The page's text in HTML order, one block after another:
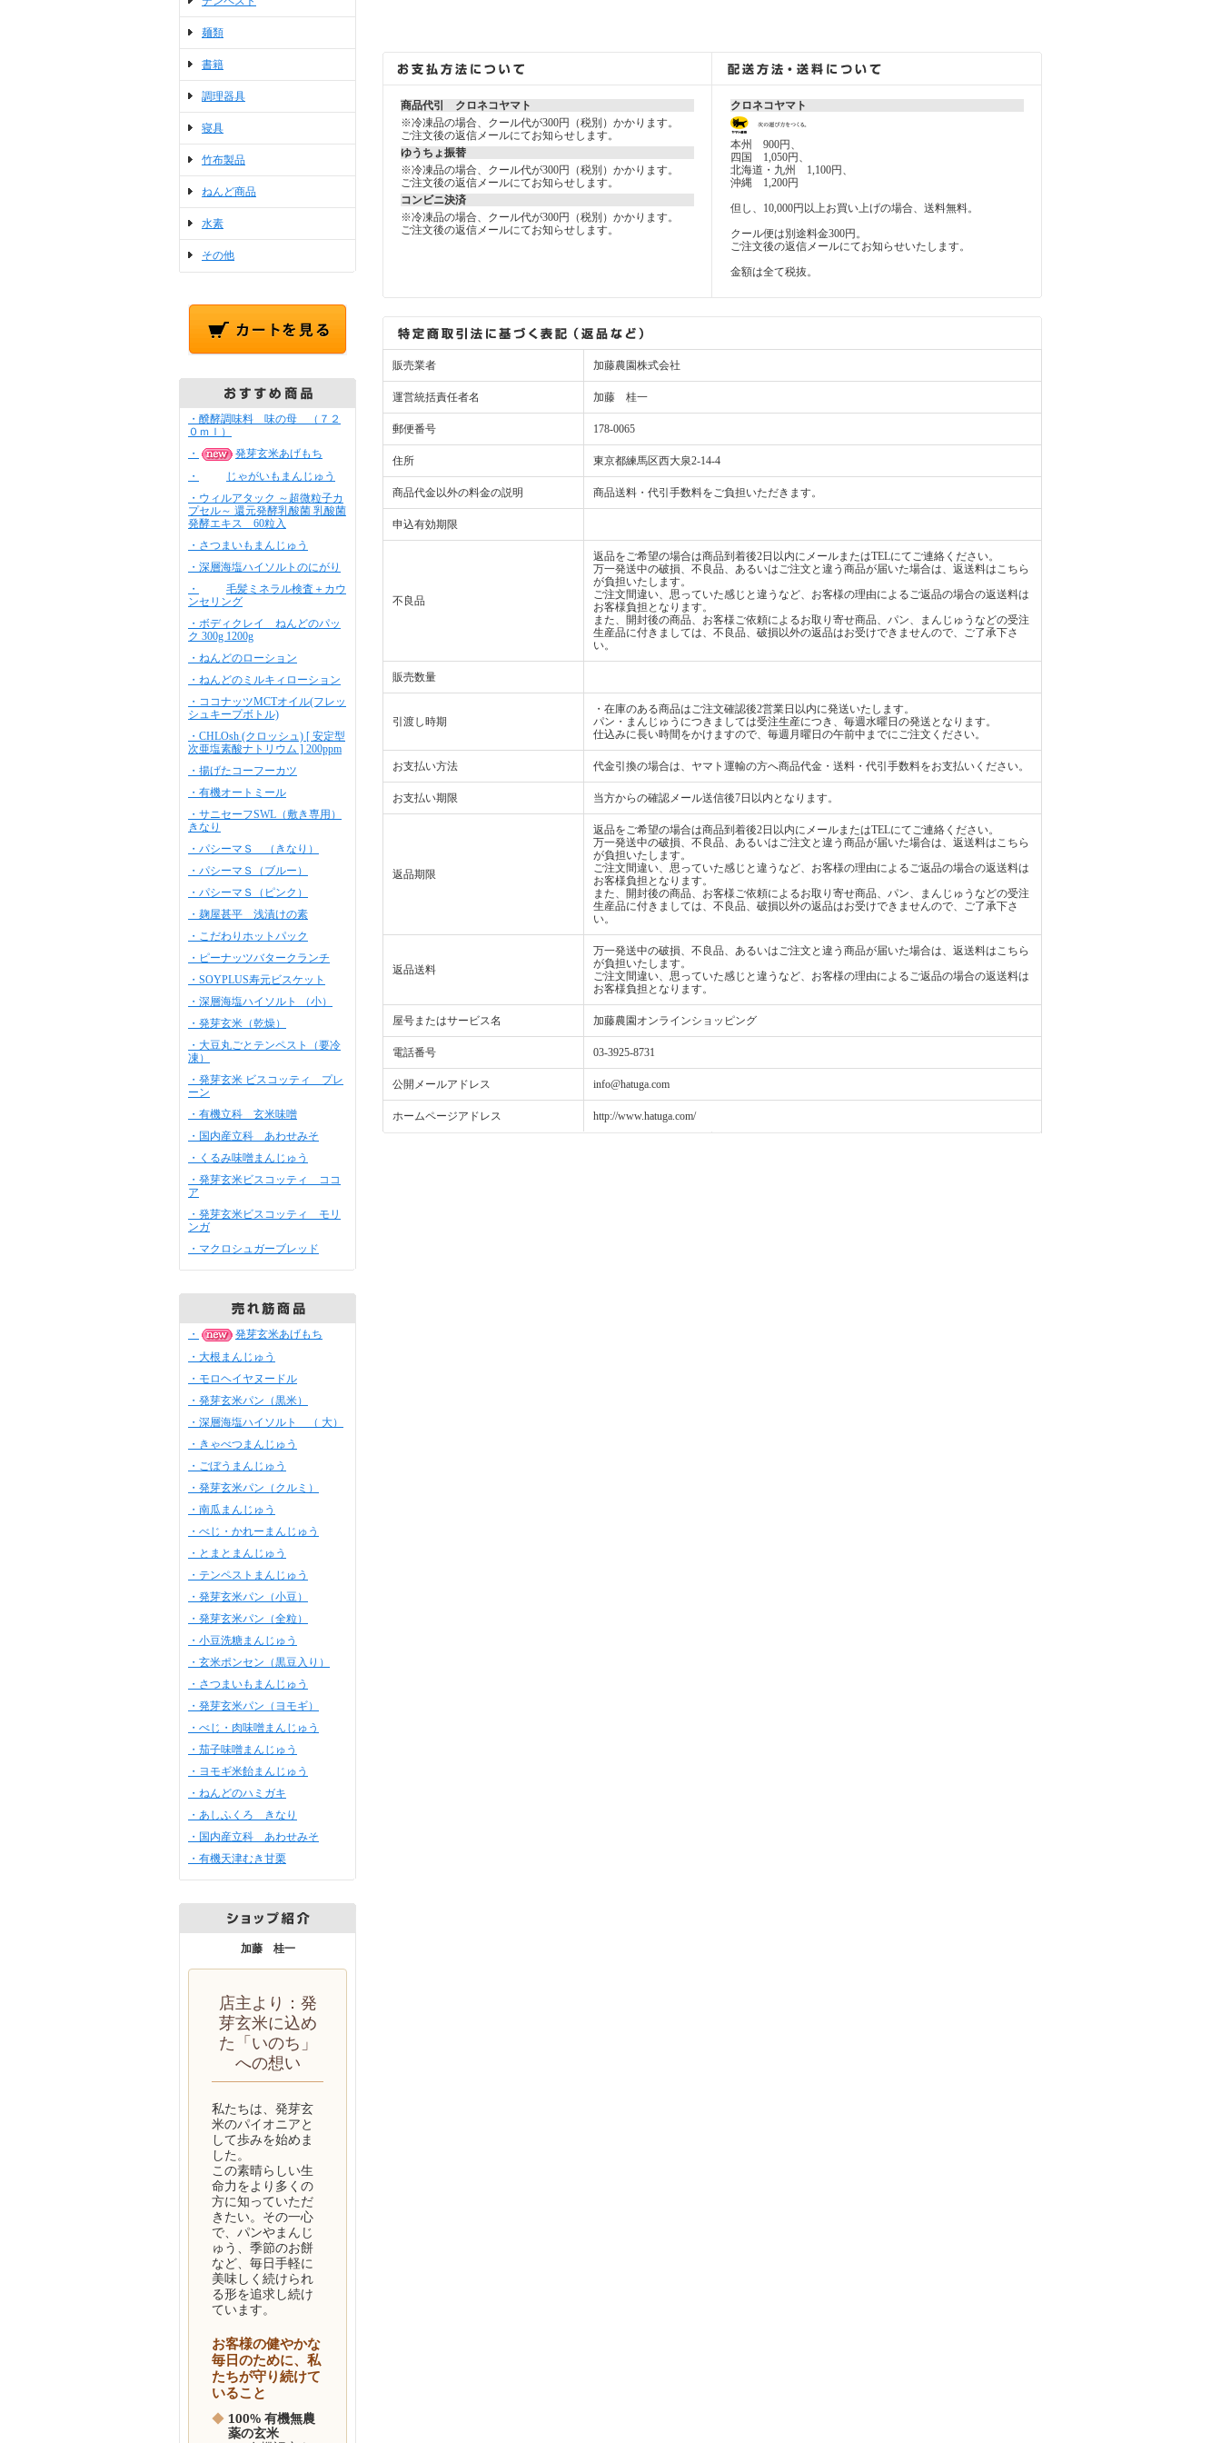
麺類
書籍
調理器具
寝具
竹布製品
ねんど商品
水素
その他
・醗酵調味料 味の母 （７２
０ｍｌ）
・
発芽玄米あげもち
・
じゃがいもまんじゅう
・ウィルアタック ～超微粒子カ
プセル～ 還元発酵乳酸菌 乳酸菌
発酵エキス 60粒入
・さつまいもまんじゅう
・深層海塩ハイソルトのにがり
・
毛髪ミネラル検査＋カウ
ンセリング
・ボディクレイ ねんどのパッ
ク 300g 1200g
・ねんどのローション
・ねんどのミルキィローション
・ココナッツMCTオイル(フレッ
シュキープボトル)
・CHLOsh (クロッシュ) [ 安定型
次亜塩素酸ナトリウム ] 200ppm
・揚げたコーフーカツ
・有機オートミール
・サニセーフSWL（敷き専用）
きなり
・パシーマＳ （きなり）
・パシーマＳ（ブルー）
・パシーマＳ（ピンク）
・麹屋甚平 浅漬けの素
・こだわりホットパック
・ピーナッツバタークランチ
・SOYPLUS寿元ビスケット
・深層海塩ハイソルト （小）
・発芽玄米（乾燥）
・大豆丸ごとテンペスト（要冷
凍）
・発芽玄米 ビスコッティ プレ
ーン
・有機立科 玄米味噌
・国内産立科 あわせみそ
・くるみ味噌まんじゅう
・発芽玄米ビスコッティ ココ
ア
・発芽玄米ビスコッティ モリ
ンガ
・マクロシュガーブレッド
・
発芽玄米あげもち
・大根まんじゅう
・モロヘイヤヌードル
・発芽玄米パン（黒米）
・深層海塩ハイソルト （ 大）
・きゃべつまんじゅう
・ごぼうまんじゅう
・発芽玄米パン（クルミ）
・南瓜まんじゅう
・べじ・かれーまんじゅう
・とまとまんじゅう
・テンペストまんじゅう
・発芽玄米パン（小豆）
・発芽玄米パン（全粒）
・小豆洗糖まんじゅう
・玄米ポンセン（黒豆入り）
・さつまいもまんじゅう
・発芽玄米パン（ヨモギ）
・べじ・肉味噌まんじゅう
・茄子味噌まんじゅう
・ヨモギ米飴まんじゅう
・ねんどのハミガキ
・あしふくろ きなり
・国内産立科 あわせみそ
・有機天津むき甘栗
加藤 桂一
店主より：発
芽玄米に込め
た「いのち」
への想い
私たちは、発芽玄
米のパイオニアと
して歩みを始めま
した。
この素晴らしい生
命力をより多くの
方に知っていただ
きたい。その一心
で、パンやまんじ
ゅう、季節のお餅
など、毎日手軽に
美味しく続けられ
る形を追求し続け
ています。
お客様の健やかな
毎日のために、私
たちが守り続けて
いること
◆ 100% 有機無農
薬の玄米
商品代引 クロネコヤマト
※冷凍品の場合、クール代が300円（税別）かかります。
ご注文後の返信メールにてお知らせします。
ゆうちょ振替
※冷凍品の場合、クール代が300円（税別）かかります。
ご注文後の返信メールにてお知らせします。
コンビニ決済
※冷凍品の場合、クール代が300円（税別）かかります。
ご注文後の返信メールにてお知らせします。
クロネコヤマト
本州 900円、
四国 1,050円、
北海道・九州 1,100円、
沖縄 1,200円
但し、10,000円以上お買い上げの場合、送料無料。
クール便は別途料金300円。
ご注文後の返信メールにてお知らせいたします。
金額は全て税抜。
販売業者 加藤農園株式会社
運営統括責任者名 加藤 桂一
郵便番号 178-0065
住所 東京都練馬区西大泉2‐14‐4
商品代金以外の料金の説明 商品送料・代引手数料をご負担いただきます。
申込有効期限
不良品
返品をご希望の場合は商品到着後2日以内にメールまたはTELにてご連絡ください。
万一発送中の破損、不良品、あるいはご注文と違う商品が届いた場合は、返送料はこちら
が負担いたします。
ご注文間違い、思っていた感じと違うなど、お客様の理由によるご返品の場合の返送料は
お客様負担となります。
また、開封後の商品、お客様ご依頼によるお取り寄せ商品、パン、まんじゅうなどの受注
生産品に付きましては、不良品、破損以外の返品はお受けできませんので、ご了承下さ
い。
販売数量
引渡し時期
・在庫のある商品はご注文確認後2営業日以内に発送いたします。
パン・まんじゅうにつきましては受注生産につき、毎週水曜日の発送となります。
仕込みに長い時間をかけますので、毎週月曜日の午前中までにご注文ください。
お支払い方法 代金引換の場合は、ヤマト運輸の方へ商品代金・送料・代引手数料をお支払いください。
お支払い期限 当方からの確認メール送信後7日以内となります。
返品期限
返品をご希望の場合は商品到着後2日以内にメールまたはTELにてご連絡ください。
万一発送中の破損、不良品、あるいはご注文と違う商品が届いた場合は、返送料はこちら
が負担いたします。
ご注文間違い、思っていた感じと違うなど、お客様の理由によるご返品の場合の返送料は
お客様負担となります。
また、開封後の商品、お客様ご依頼によるお取り寄せ商品、パン、まんじゅうなどの受注
生産品に付きましては、不良品、破損以外の返品はお受けできませんので、ご了承下さ
い。
返品送料
万一発送中の破損、不良品、あるいはご注文と違う商品が届いた場合は、返送料はこちら
が負担いたします。
ご注文間違い、思っていた感じと違うなど、お客様の理由によるご返品の場合の返送料は
お客様負担となります。
屋号またはサービス名 加藤農園オンラインショッピング
電話番号 03-3925-8731
公開メールアドレス info@hatuga.com
ホームページアドレス http://www.hatuga.com/